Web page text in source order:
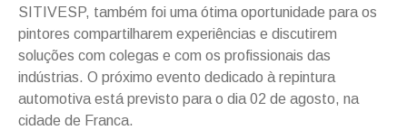
SITIVESP, também foi uma ótima oportunidade para os
pintores compartilharem experiências e discutirem
soluções com colegas e com os profissionais das
indústrias. O próximo evento dedicado à repintura
automotiva está previsto para o dia 02 de agosto, na
cidade de Franca.